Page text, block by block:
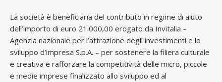
La società è beneficiaria del contributo in regime di aiuto
dell’importo di euro 21.000,00 erogato da Invitalia –
Agenzia nazionale per l’attrazione degli investimenti e lo
sviluppo d’impresa S.p.A. – per sostenere la filiera culturale
e creativa e rafforzare la competitività delle micro, piccole
e medie imprese finalizzato allo sviluppo ed al